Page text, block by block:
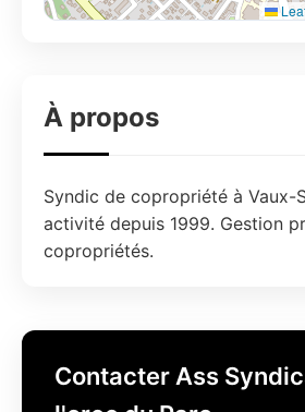
À propos
Syndic de copropriété à Vaux-
activité depuis 1999. Gestion
copropriétés.
Contacter Ass